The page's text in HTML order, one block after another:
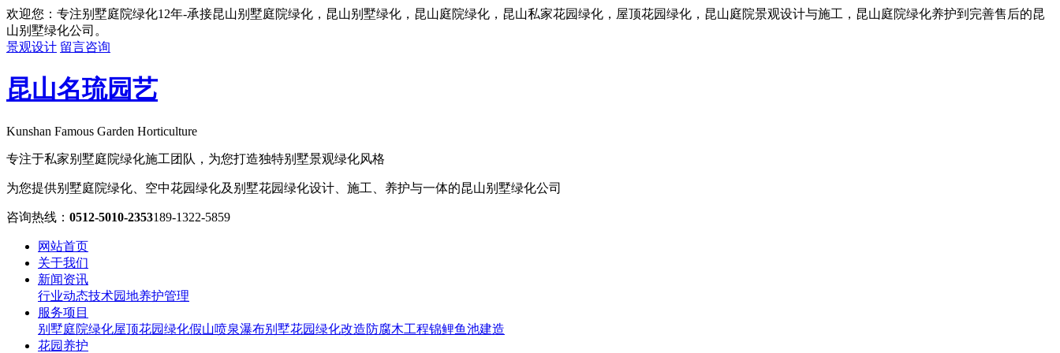
欢迎您：专注别墅庭院绿化12年-承接昆山别墅庭院绿化，昆山别墅绿化，昆山庭院绿化，昆山私家花园绿化，屋顶花园绿化，昆山庭院景观设计与施工，昆山庭院绿化养护到完善售后的昆
山别墅绿化公司。
景观设计 留言咨询
昆山名琉园艺
Kunshan Famous Garden Horticulture
专注于私家别墅庭院绿化施工团队，为您打造独特别墅景观绿化风格
为您提供别墅庭院绿化、空中花园绿化及别墅花园绿化设计、施工、养护与一体的昆山别墅绿化公司
咨询热线： 0512-5010-2353189-1322-5859
网站首页
关于我们
新闻资讯
行业动态技术园地养护管理
服务项目
别墅庭院绿化屋顶花园绿化假山喷泉瀑布别墅花园绿化改造防腐木工程锦鲤鱼池建造
花园养护